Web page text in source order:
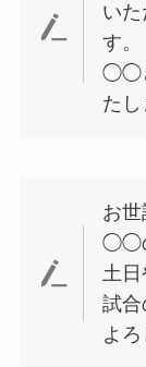
い
す。
◯◯
たし
お世
◯◯
土
試合
よ